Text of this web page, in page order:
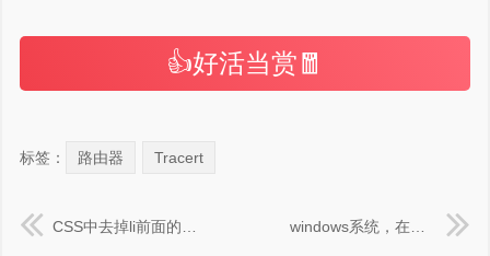
👍好活当赏🧧
标签： 路由器 Tracert
CSS中去掉li前面的圆点方法 windows系统，在桌面或文件右键菜单添加用记事本打开此文件与打开命令提示符CMD的功能